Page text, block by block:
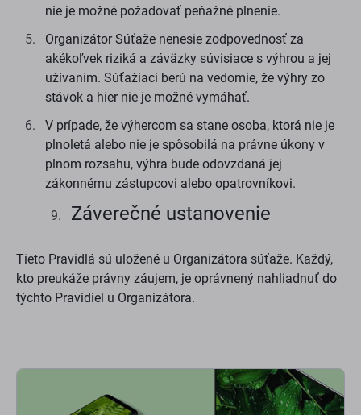
nie je možné požadovať peňažné plnenie.
Organizátor Súťaže nenesie zodpovednosť za
akékoľvek riziká a záväzky súvisiace s výhrou a jej
užívaním. Súťažiaci berú na vedomie, že výhry zo
stávok a hier nie je možné vymáhať.
V prípade, že výhercom sa stane osoba, ktorá nie je
plnoletá alebo nie je spôsobilá na právne úkony v
plnom rozsahu, výhra bude odovzdaná jej
zákonnému zástupcovi alebo opatrovníkovi.
Záverečné ustanovenie
Tieto Pravidlá sú uložené u Organizátora súťaže. Každý,
kto preukáže právny záujem, je oprávnený nahliadnuť do
týchto Pravidiel u Organizátora.